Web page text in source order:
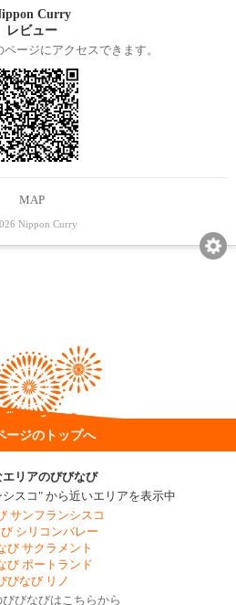
Curry
レビュー
ージにアクセスできます。
MAP
Nippon Curry
ージのトップへ
エリアのびびなび
スコ" から近いエリアを表示中
サンフランシスコ
シリコンバレー
び サクラメント
び ポートランド
びなび リノ
びなびはこちらから